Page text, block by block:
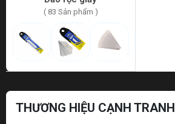
( 83 Sản phẩm )
THƯƠNG HIỆU CẠNH TRANH